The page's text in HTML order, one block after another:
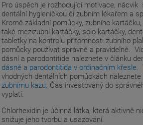
Pro úspěch je rozhodující motivace, nácvik
dentální hygieničkou či zubním lékařem a
Kromě základní pomůcky, zubního
také mezizubní kartáčky, solo kartáčky,
tabletky na kontrolu přítomnosti zubního
pomůcky používat správně a pravidelně.
dásní a parodontitide naleznete v článku
dásně a parodontitida v ordinačním křesle.
vhodných dentálních pomůckách naleznete
zubnímu kazu. Čas investovaný do
vyplatí.
Chlorhexidin je účinná látka, která aktivně
snižuje jeho tvorbu a usazování.